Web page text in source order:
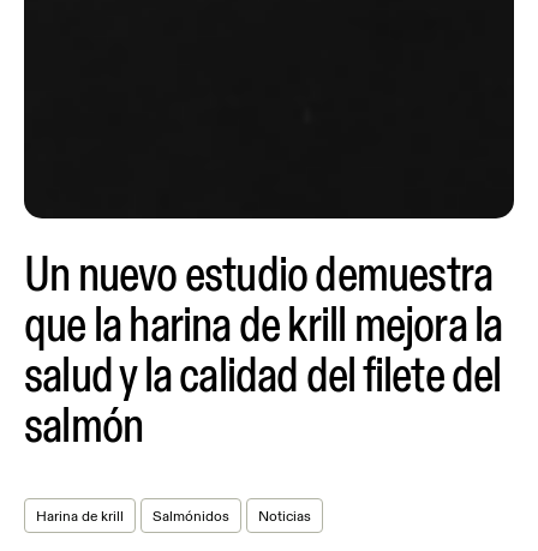
Un nuevo estudio demuestra
que la harina de krill mejora la
salud y la calidad del filete del
salmón
Harina de krill Salmónidos Noticias